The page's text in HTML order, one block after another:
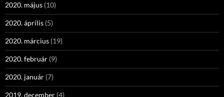
2020. május (10)
2020. április (5)
2020. március (19)
2020. február (9)
2020. január (7)
2019. december (4)